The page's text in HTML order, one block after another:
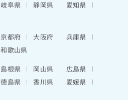
岐阜県 静岡県
愛知県
京都府 大阪府
兵庫県
和歌山県
島根県 岡山県
広島県
徳島県 香川県
愛媛県